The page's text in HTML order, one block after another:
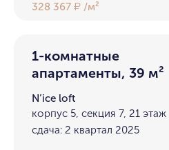
328 367₽ /м²
1-комнатные
апартаменты, 39 м²
N’ice loft
корпус 5, секция 7, 21 этаж
сдача: 2 квартал 2025